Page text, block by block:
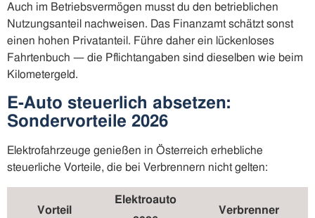
Auch im Betriebsvermögen musst du den betrieblichen
Nutzungsanteil nachweisen. Das Finanzamt schätzt sonst
einen hohen Privatanteil. Führe daher ein lückenloses
Fahrtenbuch — die Pflichtangaben sind dieselben wie beim
Kilometergeld.
E-Auto steuerlich absetzen:
Sondervorteile 2026
Elektrofahrzeuge genießen in Österreich erhebliche
steuerliche Vorteile, die bei Verbrennern nicht gelten:
Vorteil
Elektroauto
Verbrenner